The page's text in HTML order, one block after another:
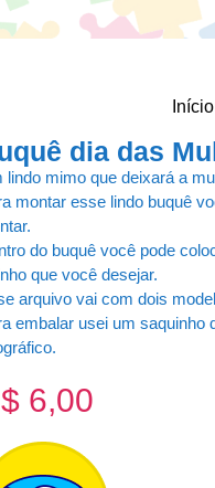
Início
dia das
lindo mimo que deixará a
montar esse lindo buquê
do buquê você pode
que você desejar.
arquivo vai com dois
embalar usei um saquinho
6,00